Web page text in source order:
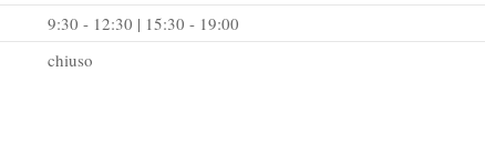
9:30 - 12:30 | 15:30 - 19:00
chiuso